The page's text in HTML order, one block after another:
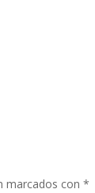
marcados con*